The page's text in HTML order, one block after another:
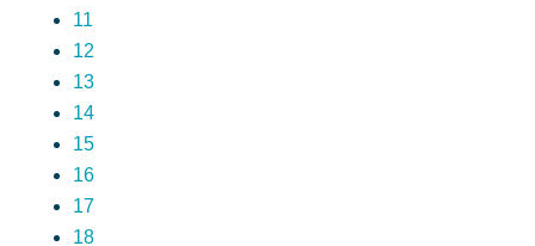
11
12
13
14
15
16
17
18